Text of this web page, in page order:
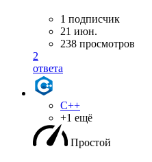
1 подписчик
21 июн.
238 просмотров
2
ответа
C++
+1 ещё
Простой